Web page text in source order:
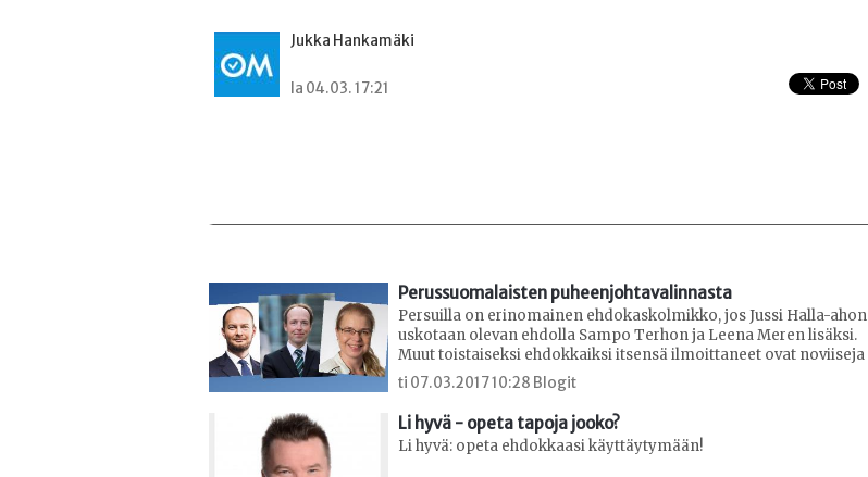
Jukka Hankamäki
la 04.03. 17:21
Perussuomalaisten puheenjohtavalinnasta
Persuilla on erinomainen ehdokaskolmikko, jos Jussi Halla-ahon
uskotaan olevan ehdolla Sampo Terhon ja Leena Meren lisäksi.
Muut toistaiseksi ehdokkaiksi itsensä ilmoittaneet ovat noviiseja
ti 07.03.2017 10:28 Blogit
Li hyvä - opeta tapoja jooko?
Li hyvä: opeta ehdokkaasi käyttäytymään!